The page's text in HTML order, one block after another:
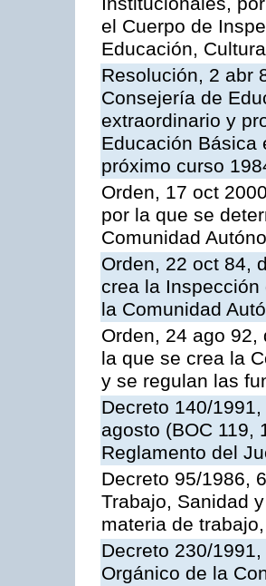
el Cuerpo de
Educación,
Resolución, 2 abr
Consejería de
extraordinario y
Educación Básica
próximo curso
Orden, 17 oct
por la que se
Comunidad
Orden, 22 oct 84,
crea la
la Comunidad
Orden, 24 ago
la que se crea la
y se regulan las
Decreto 140/
agosto (BOC 119,
Reglamento del
Decreto 95/1986,
Trabajo, Sanidad
materia de
Decreto 230/
Orgánico de la